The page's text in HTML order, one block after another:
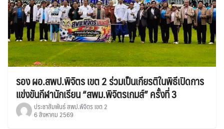
รอง ผอ.สพป.พิจิตร เขต 2 ร่วมเป็นเกียรติในพิธีเปิดการ
แข่งขันกีฬานักเรียน “สพม.พิจิตรเกมส์” ครั้งที่ 3
ประชาสัมพันธ์ สพป.พิจิตร เขต 2
6 สิงหาคม 2569